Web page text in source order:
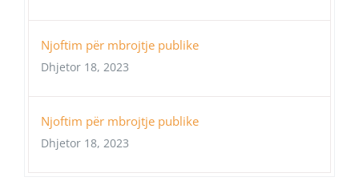
Njoftim për mbrojtje publike
Dhjetor 18, 2023
Njoftim për mbrojtje publike
Dhjetor 18, 2023